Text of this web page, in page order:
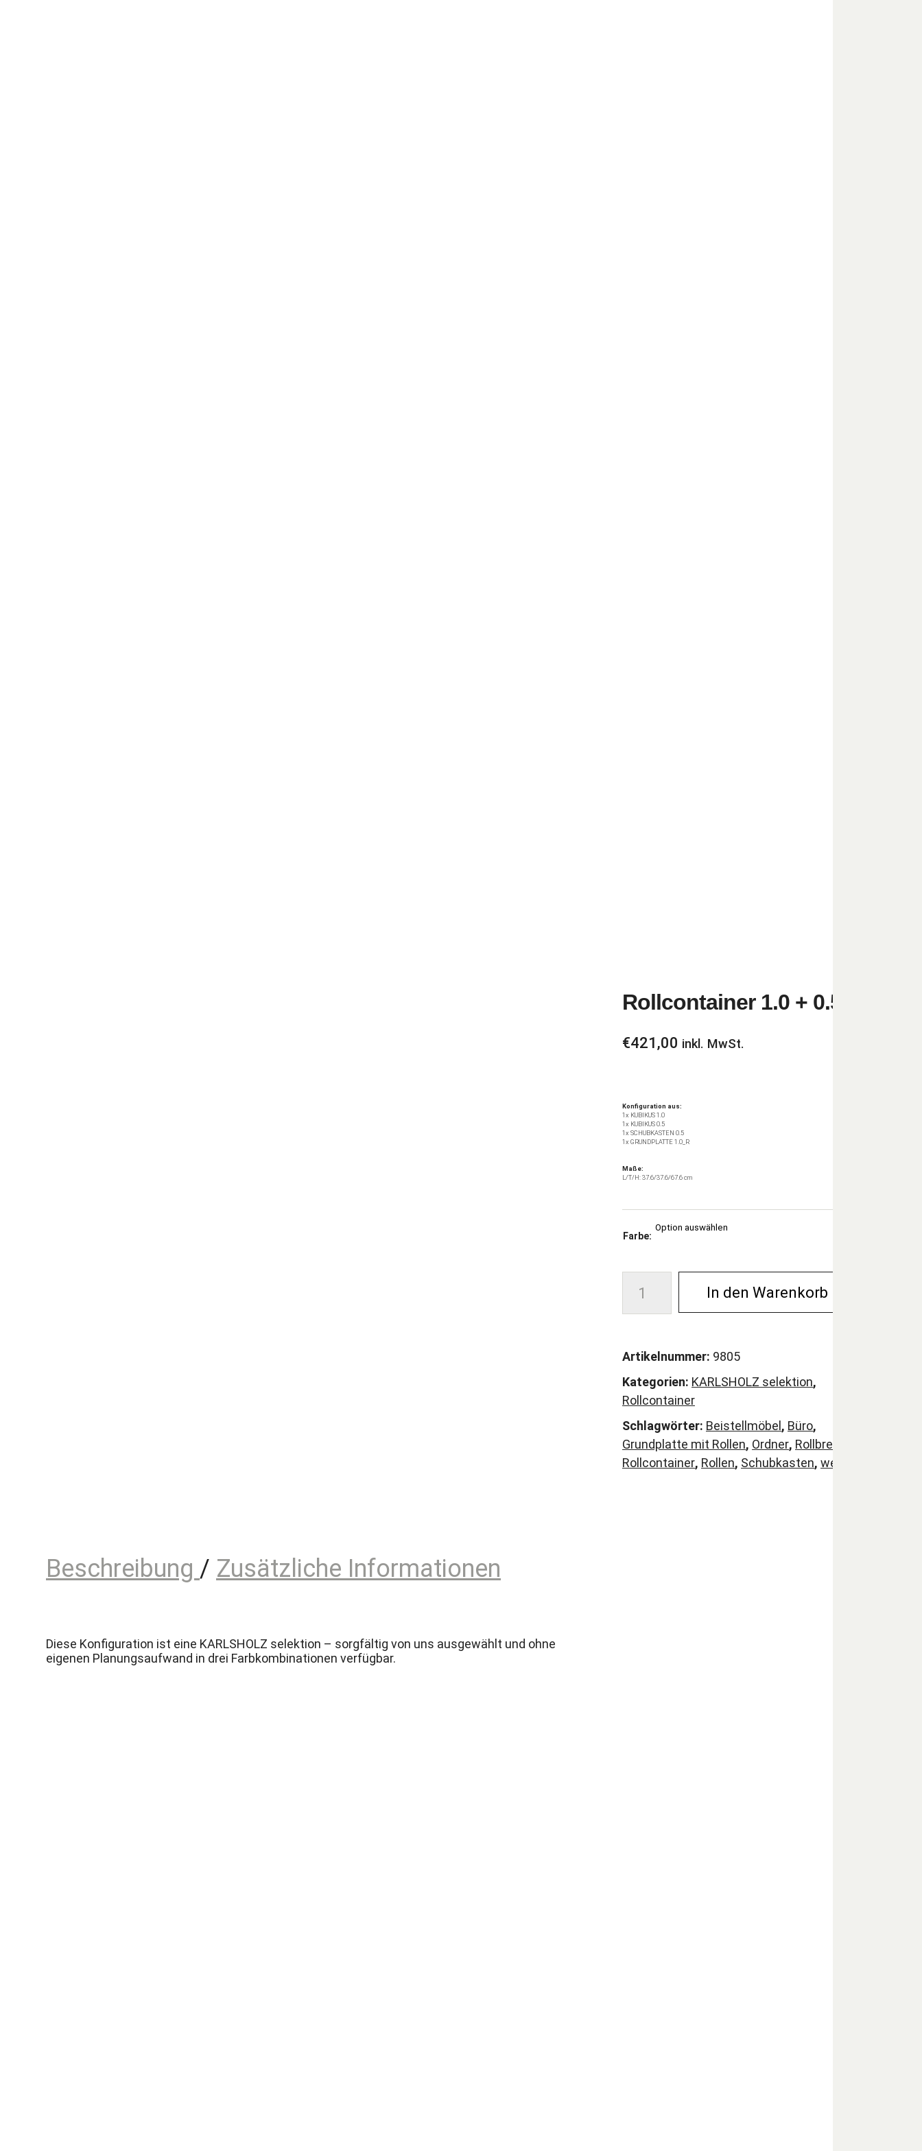
Rollcontainer 1.0 + 0.5
€421,00 inkl. MwSt.
Konfiguration aus:
1x KUBIKUS 1.0
1x KUBIKUS 0.5
1x SCHUBKASTEN 0.5
1x GRUNDPLATTE 1.0_R
Maße:
L/T/H: 37.6/37.6/67.6 cm
Farbe:
In den Warenkorb
Artikelnummer: 9805
Kategorien: KARLSHOLZ selektion,
Rollcontainer
Schlagwörter: Beistellmöbel , Büro,
Grundplatte mit Rollen, Ordner, Rollbrett
Rollcontainer, Rollen, Schubkasten, weiß
Beschreibung Zusätzliche Informationen
Diese Konfiguration ist eine KARLSHOLZ selektion – sorgfältig von uns ausgewählt und ohne
eigenen Planungsaufwand in drei Farbkombinationen verfügbar.